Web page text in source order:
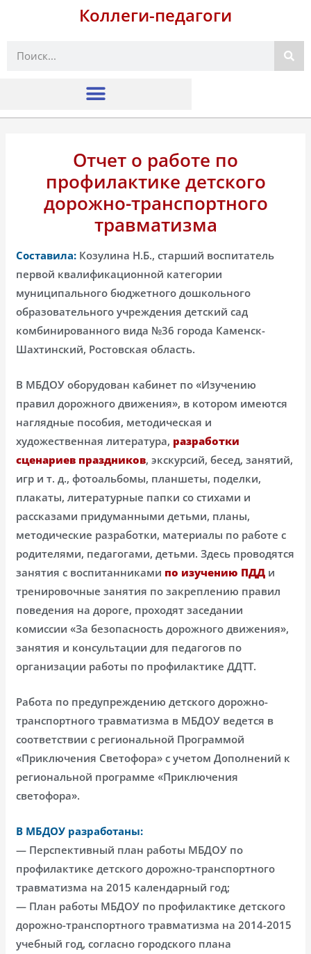
Коллеги-педагоги
Поиск
Отчет о работе по
профилактике детского
дорожно-транспортного
травматизма
Составила: Козулина Н.Б., старший воспитатель
первой квалификационной категории
муниципального бюджетного дошкольного
образовательного учреждения детский сад
комбинированного вида №36 города Каменск-
Шахтинский, Ростовская область.
В МБДОУ оборудован кабинет по «Изучению
правил дорожного движения», в котором имеются
наглядные пособия, методическая и
художественная литература, разработки
сценариев праздников, экскурсий, бесед, занятий,
игр и т. д., фотоальбомы, планшеты, поделки,
плакаты, литературные папки со стихами и
рассказами придуманными детьми, планы,
методические разработки, материалы по работе с
родителями, педагогами, детьми. Здесь проводятся
занятия с воспитанниками по изучению ПДД и
тренировочные занятия по закреплению правил
поведения на дороге, проходят заседании
комиссии «За безопасность дорожного движения»,
занятия и консультации для педагогов по
организации работы по профилактике ДДТТ.
Работа по предупреждению детского дорожно-
транспортного травматизма в МБДОУ ведется в
соответствии с региональной Программой
«Приключения Светофора» с учетом Дополнений к
региональной программе «Приключения
светофора».
В МБДОУ разработаны:
— Перспективный план работы МБДОУ по
профилактике детского дорожно-транспортного
травматизма на 2015 календарный год;
— План работы МБДОУ по профилактике детского
дорожно-транспортного травматизма на 2014-2015
учебный год, согласно городского плана